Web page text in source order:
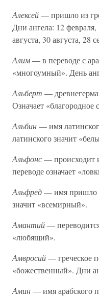
Алексей— пришло из
Дни ангела: 12
августа, 30 августа, 28
Алим— в переводе с
«многоумный». День
Альберт —
Означает «благородное
Альбин— имя
латинского значит
Альфонс— происходит
переводе означает
Альфред— имя пришло
значит «всемирный».
Амантий—
«любящий».
Амвросий— греческое
«божественный». Дни
Амин— имя арабского